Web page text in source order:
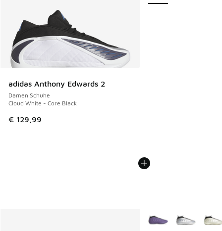
adidas Anthony Edwards 2
Damen Schuhe
Cloud White - Core Black
€ 129,99
Weitere Farben